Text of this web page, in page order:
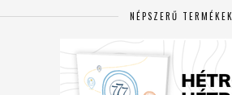
NÉPSZERŰ TERMÉKEK